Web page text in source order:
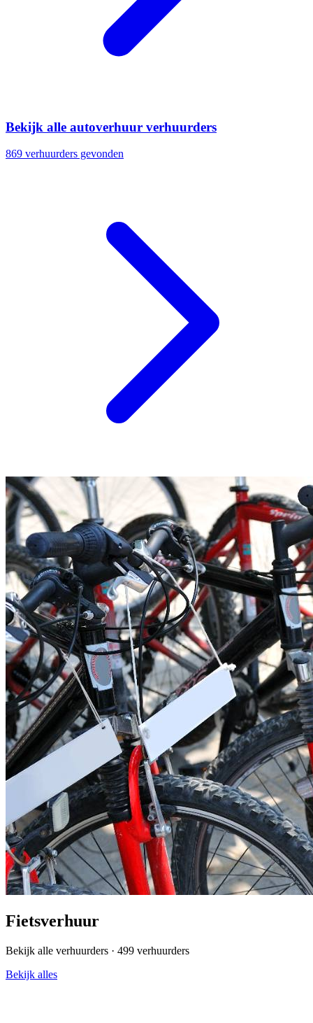
Bekijk alle autoverhuur verhuurders
869 verhuurders gevonden
Fietsverhuur
Bekijk alle verhuurders · 499 verhuurders
Bekijk alles